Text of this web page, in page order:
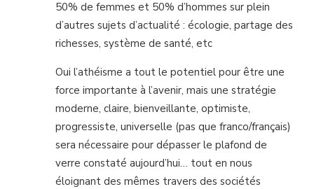
50% de femmes et 50% d’hommes sur plein
d’autres sujets d’actualité : écologie, partage des
richesses, système de santé, etc
Oui l’athéisme a tout le potentiel pour être une
force importante à l’avenir, mais une stratégie
moderne, claire, bienveillante, optimiste,
progressiste, universelle (pas que franco/français)
sera nécessaire pour dépasser le plafond de
verre constaté aujourd’hui… tout en nous
éloignant des mêmes travers des sociétés